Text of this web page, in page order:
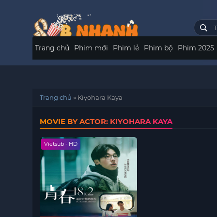
Trang chủ Phim mới Phim lẻ Phim bộ Phim 2025
Trang chủ » Kiyohara Kaya
MOVIE BY ACTOR: KIYOHARA KAYA
Vietsub - HD